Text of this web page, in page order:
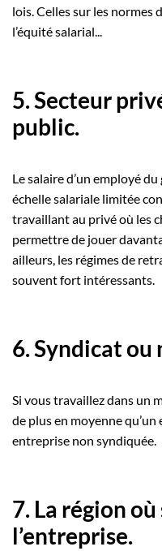
lois. Celles sur les normes
l’équité salarial...
5. Secteur
public.
Le salaire d’un employé
échelle salariale limitée
travaillant au privé où les
permettre de jouer
ailleurs, les régimes de
souvent fort intéressants.
6. Syndicat ou
Si vous travaillez dans un
de plus en moyenne
entreprise non syndiquée.
7. La région
l’entreprise.